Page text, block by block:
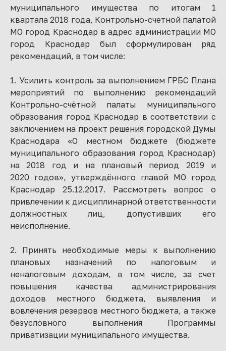
муниципального имущества по итогам 1
квартала 2018 года, Контрольно-счетной палатой
МО город Краснодар в адрес администрации МО
город Краснодар был сформулирован ряд
рекомендаций, в том числе:
1. Усилить контроль за выполнением ГРБС Плана
мероприятий по выполнению рекомендаций
Контрольно-счётной палаты муниципального
образования город Краснодар в соответствии с
заключением на проект решения городской Думы
Краснодара «О местном бюджете (бюджете
муниципального образования город Краснодар)
на 2018 год и на плановый период 2019 и
2020 годов», утверждённого главой МО город
Краснодар 25.12.2017. Рассмотреть вопрос о
привлечении к дисциплинарной ответственности
должностных лиц, допустивших его
неисполнение.
2. Принять необходимые меры к выполнению
плановых назначений по налоговым и
неналоговым доходам, в том числе, за счет
повышения качества администрирования
доходов местного бюджета, выявления и
вовлечения резервов местного бюджета, а также
безусловного выполнения Программы
приватизации муниципального имущества.